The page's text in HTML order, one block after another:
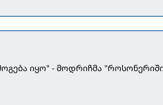
იყო" - მოდრიჩმა